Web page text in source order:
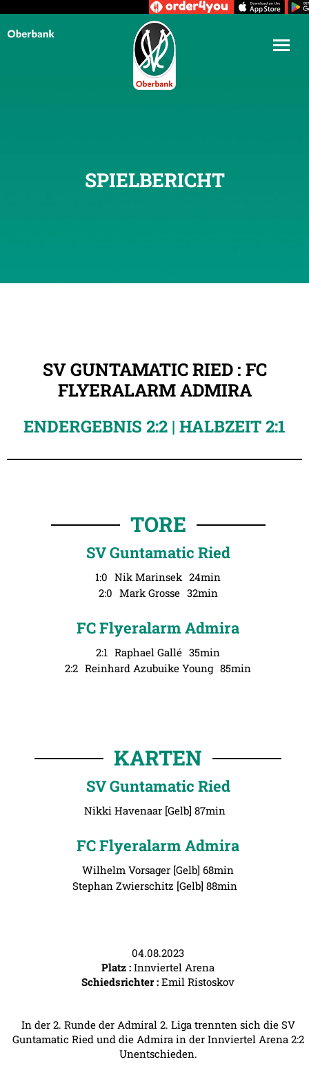
SPIELBERICHT
SV GUNTAMATIC RIED : FC
FLYERALARM ADMIRA
ENDERGEBNIS 2:2 | HALBZEIT 2:1
TORE
SV Guntamatic Ried
1:0 Nik Marinsek 24min
2:0 Mark Grosse 32min
FC Flyeralarm Admira
2:1 Raphael Gallé 35min
2:2 Reinhard Azubuike Young 85min
KARTEN
SV Guntamatic Ried
Nikki Havenaar [Gelb] 87min
FC Flyeralarm Admira
Wilhelm Vorsager [Gelb] 68min
Stephan Zwierschitz [Gelb] 88min
04.08.2023
Platz : Innviertel Arena
Schiedsrichter : Emil Ristoskov
In der 2. Runde der Admiral 2. Liga trennten sich die SV
Guntamatic Ried und die Admira in der Innviertel Arena 2:2
Unentschieden.